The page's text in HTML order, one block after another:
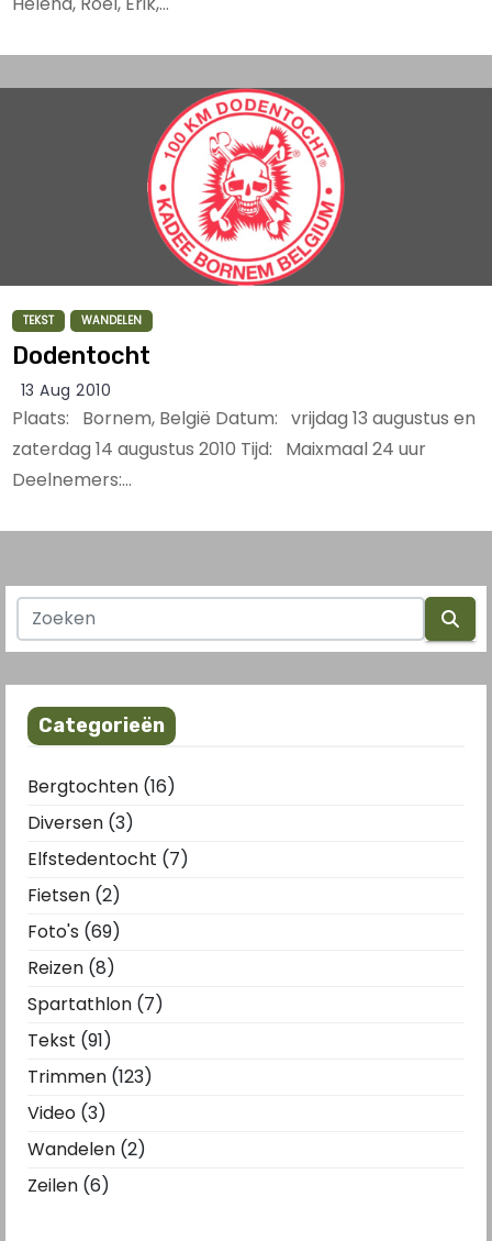
TEKST WANDELEN
Dodentocht
13 Aug 2010
Plaats: Bornem, België Datum: vrijdag 13 augustus en
zaterdag 14 augustus 2010 Tijd: Maixmaal 24 uur
Deelnemers:…
Categorieën
Bergtochten (16)
Diversen (3)
Elfstedentocht (7)
Fietsen (2)
Foto's (69)
Reizen (8)
Spartathlon (7)
Tekst (91)
Trimmen (123)
Video (3)
Wandelen (2)
Zeilen (6)